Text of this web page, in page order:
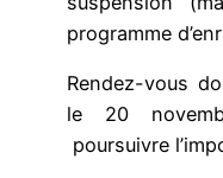
programme
Rendez-vous
le 20
poursuivre